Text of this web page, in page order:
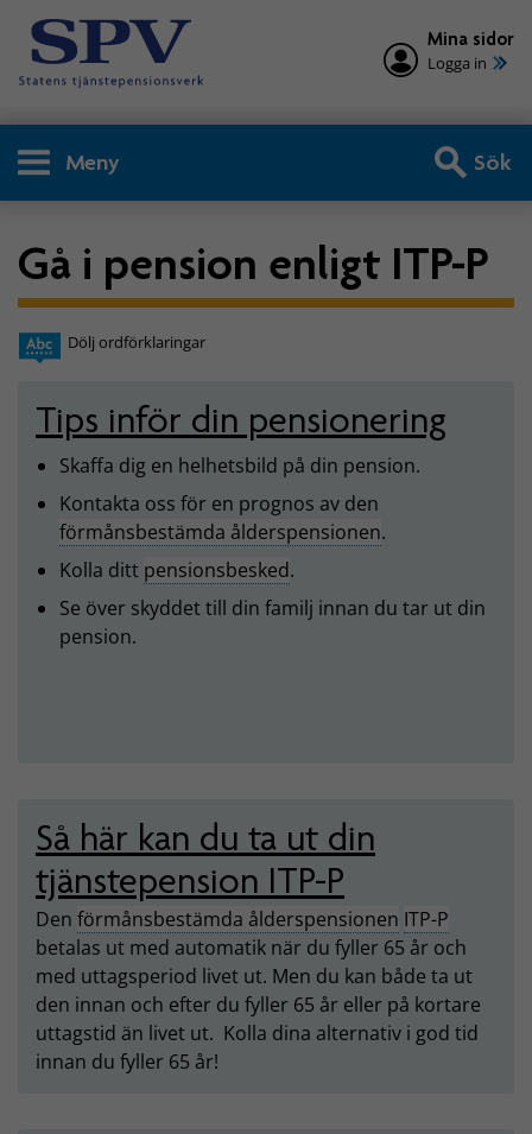
Mina sidor
Logga in
Meny Sök
Gå i pension enligt ITP-P
Dölj ordförklaringar
Tips inför din pensionering
Skaffa dig en helhetsbild på din pension.
Kontakta oss för en prognos av den
förmånsbestämda ålderspensionen.
Kolla ditt pensionsbesked.
Se över skyddet till din familj innan du tar ut din
pension.
Så här kan du ta ut din
tjänstepension ITP-P
Den förmånsbestämda ålderspensionen ITP-P
betalas ut med automatik när du fyller 65 år och
med uttagsperiod livet ut. Men du kan både ta ut
den innan och efter du fyller 65 år eller på kortare
uttagstid än livet ut. Kolla dina alternativ i god tid
innan du fyller 65 år!